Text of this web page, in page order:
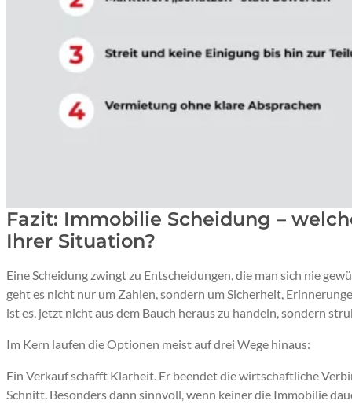
Fazit: Immobilie Scheidung –
Ihrer Situation?
Eine Scheidung zwingt zu Entscheidungen, die man sich nie
geht es nicht nur um Zahlen, sondern um Sicherheit,
ist es, jetzt nicht aus dem Bauch heraus zu handeln, sondern
Im Kern laufen die Optionen meist auf drei Wege hinaus:
Ein Verkauf schafft Klarheit. Er beendet die wirtschaftliche
Schnitt. Besonders dann sinnvoll, wenn keiner die Immobilie